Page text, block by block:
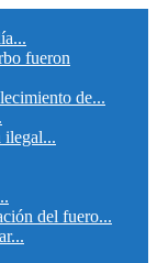
fueron
de...
ilegal...
del fuero...